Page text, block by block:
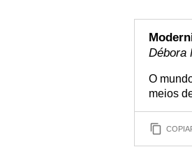
Débora
O
meios